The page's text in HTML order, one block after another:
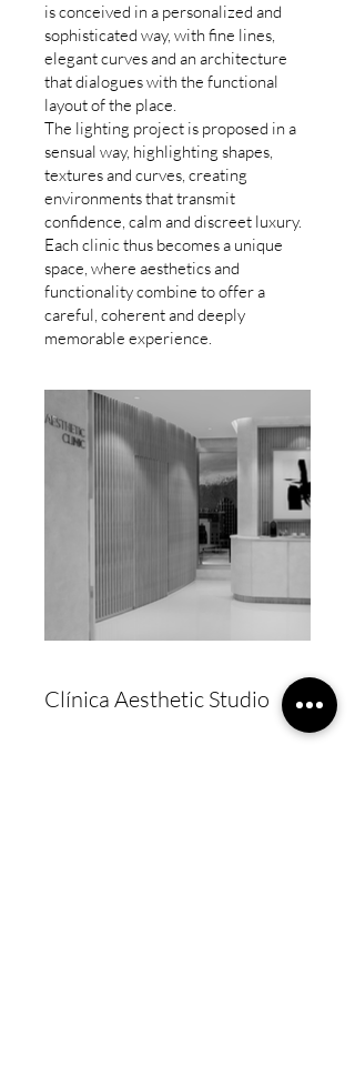
is conceived in a personalized and
sophisticated way, with fine lines,
elegant curves and an architecture
that dialogues with the functional
layout of the place.
The lighting project is proposed in a
sensual way, highlighting shapes,
textures and curves, creating
environments that transmit
confidence, calm and discreet luxury.
Each clinic thus becomes a unique
space, where aesthetics and
functionality combine to offer a
careful, coherent and deeply
memorable experience.
Clínica Aesthetic Studio